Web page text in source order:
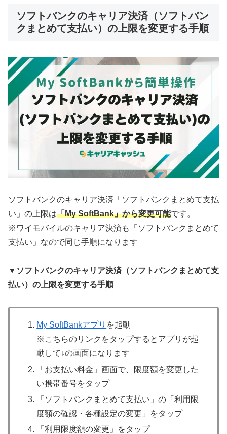
ソフトバンクのキャリア決済（ソフトバン
クまとめて支払い）の上限を変更する手順
ソフトバンクのキャリア決済「ソフトバンクまとめて支払
い」の上限は「My SoftBank」から変更可能です。
※ワイモバイルのキャリア決済も「ソフトバンクまとめて
支払い」なので同じ手順になります
▼ソフトバンクのキャリア決済（ソフトバンクまとめて支
払い）の上限を変更する手順
My SoftBankアプリ を起動
※こちらのリンクをタップするとアプリが起
動して↓の画面になります
「お支払い料金」画面で、限度額を変更した
い携帯番号をタップ
「ソフトバンクまとめて支払い」の「利用限
度額の確認・各種設定の変更」をタップ
「利用限度額の変更」をタップ